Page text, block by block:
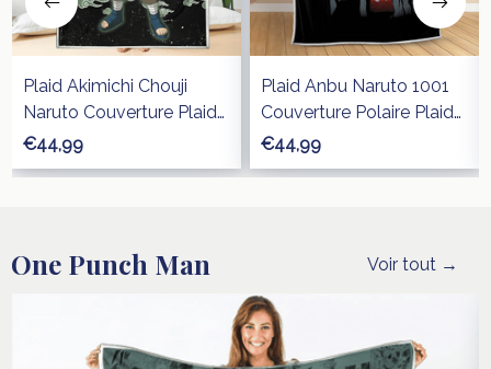
Plaid Akimichi Chouji
Naruto Couverture Plaid
Polaire Plaid Canapé
€44,99
Plaid Anbu Naruto 1001
Couverture Polaire Plaid
Canapé
€44,99
One Punch Man Voir tout →